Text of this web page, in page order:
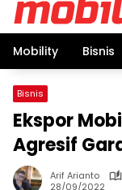
Mobility Bisnis
Bisnis
Ekspor
Agresif
Arif Arianto
28/09/2022